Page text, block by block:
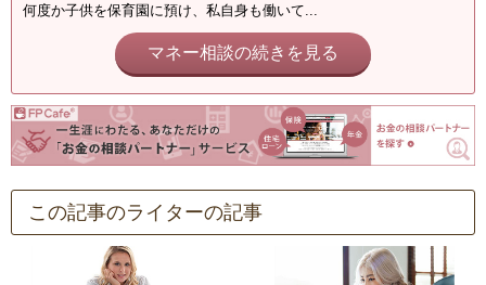
何度か子供を保育園に預け、私自身も働いて...
マネー相談の続きを見る
この記事のライターの記事